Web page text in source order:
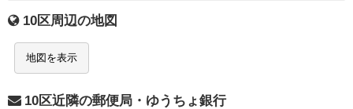
10区周辺の地図
地図を表示
10区近隣の郵便局・ゆうちょ銀行